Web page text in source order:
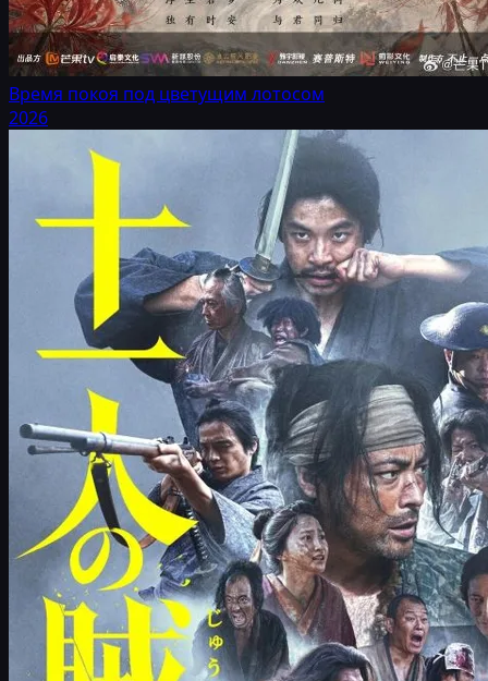
Время покоя под цветущим лотосом
2026